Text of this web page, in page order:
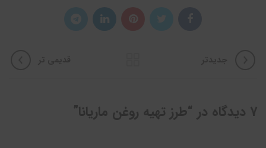
7 دیدگاه در “ طرز تهیه روغن ماریانا”